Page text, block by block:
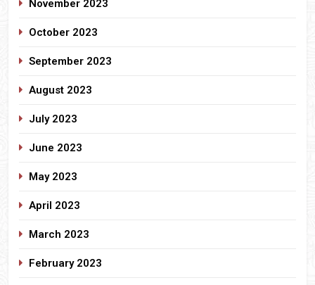
November 2023
October 2023
September 2023
August 2023
July 2023
June 2023
May 2023
April 2023
March 2023
February 2023